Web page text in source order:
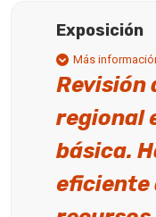
Exposición
Más
Revisión
regional
básica.
eficiente